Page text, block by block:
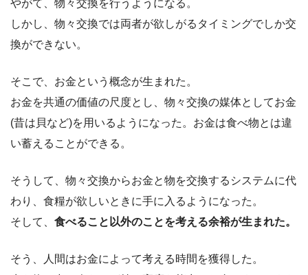
やがて、物々交換を行うようになる。
しかし、物々交換では両者が欲しがるタイミングでしか交
換ができない。
そこで、お金という概念が生まれた。
お金を共通の価値の尺度とし、物々交換の媒体としてお金
(昔は貝など)を用いるようになった。お金は食べ物とは違
い蓄えることができる。
そうして、物々交換からお金と物を交換するシステムに代
わり、食糧が欲しいときに手に入るようになった。
そして、 食べること以外のことを考える余裕が生まれた。
そう、人間はお金によって考える時間を獲得した。